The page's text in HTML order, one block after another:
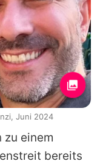
zu einem
bereits
Juni 2024